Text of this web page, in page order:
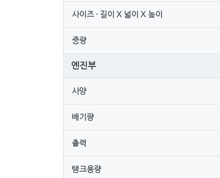
사이즈 · 길이 X 넓이 X 높이
중량
엔진부
사양
배기량
출력
탱크용량